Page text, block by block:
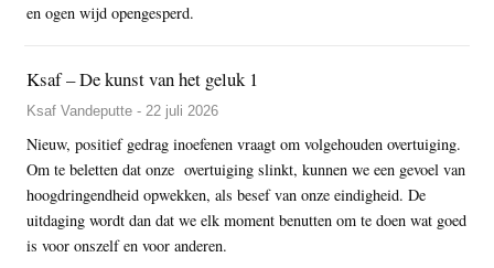
en ogen wijd opengesperd.
Ksaf – De kunst van het geluk 1
Ksaf Vandeputte - 22 juli 2026
Nieuw, positief gedrag inoefenen vraagt om volgehouden overtuiging.
Om te beletten dat onze overtuiging slinkt, kunnen we een gevoel van
hoogdringendheid opwekken, als besef van onze eindigheid. De
uitdaging wordt dan dat we elk moment benutten om te doen wat goed
is voor onszelf en voor anderen.